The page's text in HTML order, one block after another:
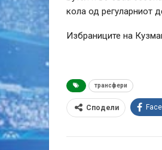
кола од регуларниот
Избраниците на
трансфери
Сподели